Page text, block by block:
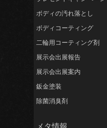
ボディの汚れ落とし
ボディコーティング
二輪用コーティング剤
展示会出展報告
展示会出展案内
鈑金塗装
除菌消臭剤
メタ情報